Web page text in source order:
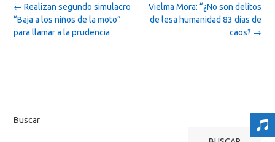
Post
navigation
Vielma Mora: “¿No son delitos
de lesa humanidad 83 días de
caos? →
← Realizan segundo simulacro
“Baja a los niños de la moto”
para llamar a la prudencia
Buscar